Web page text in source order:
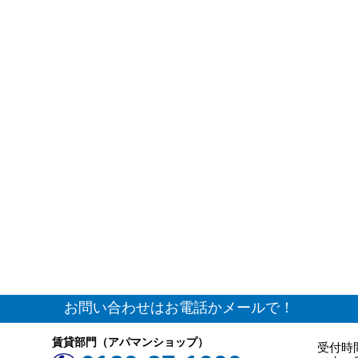
お問い合わせはお電話かメールで！
賃貸部門（アパマンショップ）
受付時